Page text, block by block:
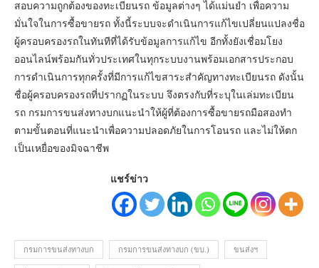
สอบความถูกต้องของทะเบียนรถ ข้อมูลต่างๆ ได้แม่นยำ เพื่อความ
มั่นใจในการซื้อขายรถ ทั้งนี้ระบบจะดำเนินการแก้ไขเปลี่ยนแปลงชื่อ
ผู้ครอบครองรถในทันทีที่ได้รับข้อมูลการแก้ไข อีกทั้งยังเชื่อมโยง
ออนไลน์พร้อมกันทั่วประเทศในทุกระบบงานพร้อมเอกสารประกอบ
การดำเนินการทุกครั้งที่มีการแก้ไขสาระสำคัญทางทะเบียนรถ ดังนั้น
ชื่อผู้ครอบครองรถที่ปรากฏในระบบ จึงตรงกับที่ระบุในเล่มทะเบียน
รถ กรมการขนส่งทางบกแนะนำให้ผู้ที่ต้องการซื้อขายรถมือสองทำ
ตามขั้นตอนที่แนะนำเพื่อความปลอดภัยในการโอนรถ และไม่ให้ตก
เป็นเหยื่อของมิจฉาชีพ
แชร์ข่าว
กรมการขนส่งทางบก กรมการขนส่งทางบก (ขบ.) ขนส่งฯ